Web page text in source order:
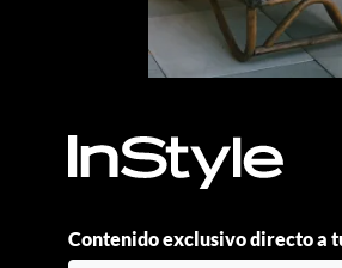
Contenido exclusivo directo a